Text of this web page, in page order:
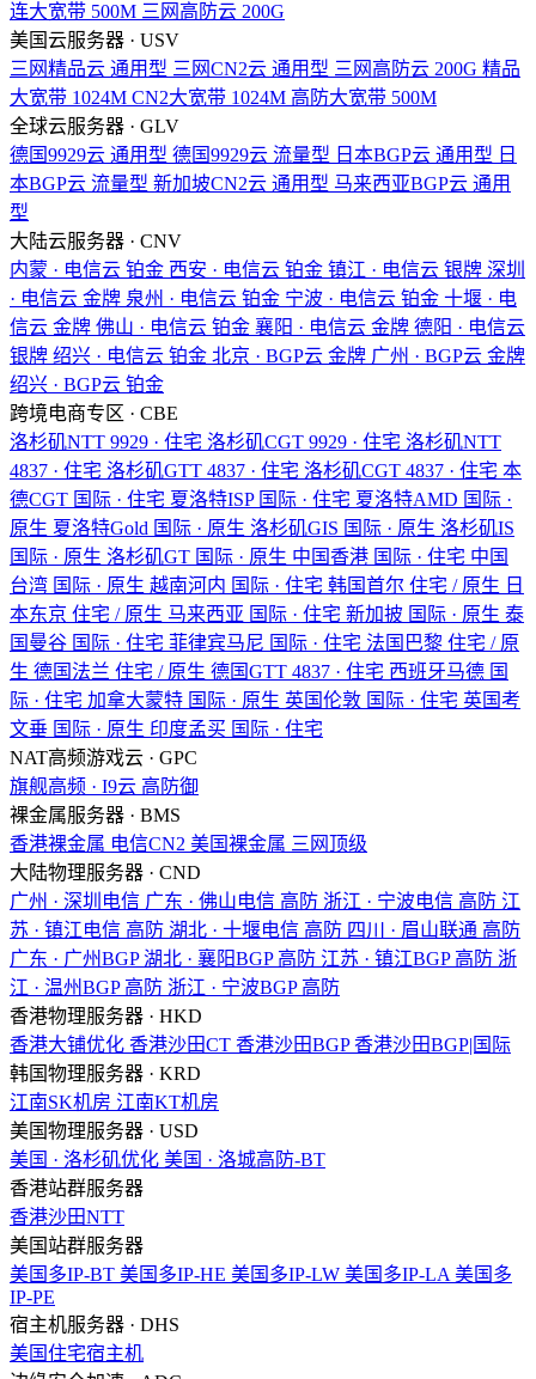
连大宽带 500M 三网高防云 200G
美国云服务器 · USV
三网精品云 通用型 三网CN2云 通用型 三网高防云 200G 精品
大宽带 1024M CN2大宽带 1024M 高防大宽带 500M
全球云服务器 · GLV
德国9929云 通用型 德国9929云 流量型 日本BGP云 通用型 日
本BGP云 流量型 新加坡CN2云 通用型 马来西亚BGP云 通用
型
大陆云服务器 · CNV
内蒙 · 电信云 铂金 西安 · 电信云 铂金 镇江 · 电信云 银牌 深圳
· 电信云 金牌 泉州 · 电信云 铂金 宁波 · 电信云 铂金 十堰 · 电
信云 金牌 佛山 · 电信云 铂金 襄阳 · 电信云 金牌 德阳 · 电信云
银牌 绍兴 · 电信云 铂金 北京 · BGP云 金牌 广州 · BGP云 金牌
绍兴 · BGP云 铂金
跨境电商专区 · CBE
洛杉矶NTT 9929 · 住宅 洛杉矶CGT 9929 · 住宅 洛杉矶NTT
4837 · 住宅 洛杉矶GTT 4837 · 住宅 洛杉矶CGT 4837 · 住宅 本
德CGT 国际 · 住宅 夏洛特ISP 国际 · 住宅 夏洛特AMD 国际 ·
原生 夏洛特Gold 国际 · 原生 洛杉矶GIS 国际 · 原生 洛杉矶IS
国际 · 原生 洛杉矶GT 国际 · 原生 中国香港 国际 · 住宅 中国
台湾 国际 · 原生 越南河内 国际 · 住宅 韩国首尔 住宅 / 原生 日
本东京 住宅 / 原生 马来西亚 国际 · 住宅 新加披 国际 · 原生 泰
国曼谷 国际 · 住宅 菲律宾马尼 国际 · 住宅 法国巴黎 住宅 / 原
生 德国法兰 住宅 / 原生 德国GTT 4837 · 住宅 西班牙马德 国
际 · 住宅 加拿大蒙特 国际 · 原生 英国伦敦 国际 · 住宅 英国考
文垂 国际 · 原生 印度孟买 国际 · 住宅
NAT高频游戏云 · GPC
旗舰高频 · I9云 高防御
裸金属服务器 · BMS
香港裸金属 电信CN2 美国裸金属 三网顶级
大陆物理服务器 · CND
广州 · 深圳电信 广东 · 佛山电信 高防 浙江 · 宁波电信 高防 江
苏 · 镇江电信 高防 湖北 · 十堰电信 高防 四川 · 眉山联通 高防
广东 · 广州BGP 湖北 · 襄阳BGP 高防 江苏 · 镇江BGP 高防 浙
江 · 温州BGP 高防 浙江 · 宁波BGP 高防
香港物理服务器 · HKD
香港大铺优化 香港沙田CT 香港沙田BGP 香港沙田BGP|国际
韩国物理服务器 · KRD
江南SK机房 江南KT机房
美国物理服务器 · USD
美国 · 洛杉矶优化 美国 · 洛城高防-BT
香港站群服务器
香港沙田NTT
美国站群服务器
美国多IP-BT 美国多IP-HE 美国多IP-LW 美国多IP-LA 美国多
IP-PE
宿主机服务器 · DHS
美国住宅宿主机